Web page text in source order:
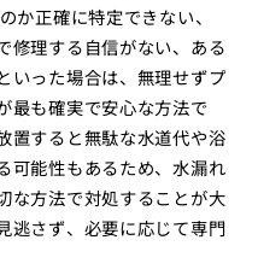
か正確に特定できない、
修理する自信がない、ある
いった場合は、無理せずプ
最も確実で安心な方法で
置すると無駄な水道代や浴
可能性もあるため、水漏れ
な方法で対処することが大
逃さず、必要に応じて専門